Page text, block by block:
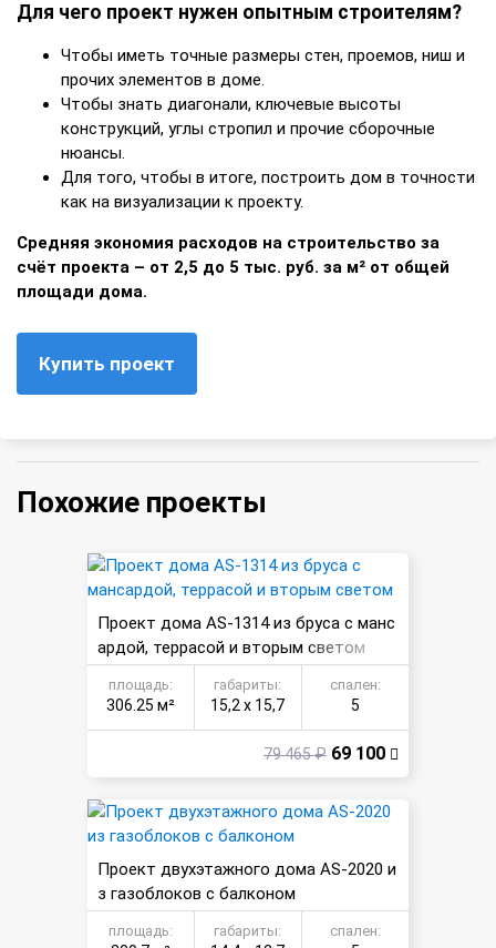
Для чего проект нужен опытным строителям?
Чтобы иметь точные размеры стен, проемов, ниш и
прочих элементов в доме.
Чтобы знать диагонали, ключевые высоты
конструкций, углы стропил и прочие сборочные
нюансы.
Для того, чтобы в итоге, построить дом в точности
как на визуализации к проекту.
Средняя экономия расходов на строительство за
счёт проекта – от 2,5 до 5 тыс. руб. за м² от общей
площади дома.
Купить проект
Похожие проекты
Проект дома AS-1314 из бруса с манс
ардой, террасой и вторым светом
площадь:
306.25 м²
габариты:
15,2 х 15,7
спален:
5
79 465 ₽ 69 100
Проект двухэтажного дома AS-2020 и
з газоблоков с балконом
площадь: габариты: спален: